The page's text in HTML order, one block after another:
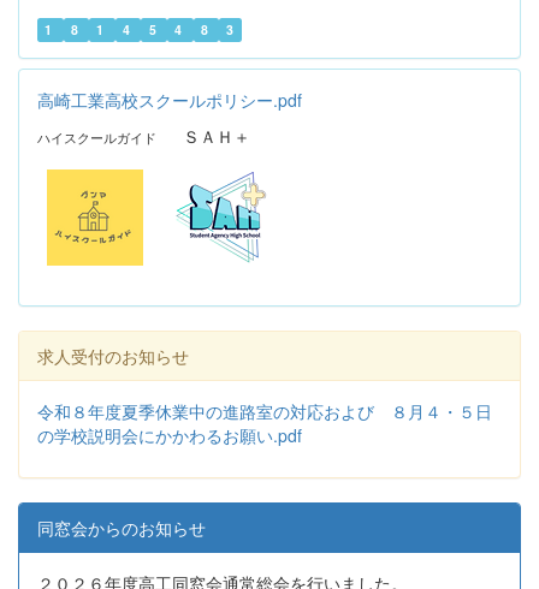
1 8 1 4 5 4 8 3
高崎工業高校スクールポリシー.pdf
ハイスクールガイド ＳＡＨ＋
求人受付のお知らせ
令和８年度夏季休業中の進路室の対応および ８月４・５日
の学校説明会にかかわるお願い.pdf
同窓会からのお知らせ
２０２６年度高工同窓会通常総会を行いました。